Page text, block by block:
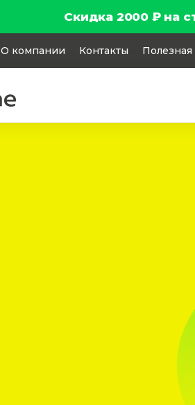
Скидка 2000 ₽ на
О компании Контакты